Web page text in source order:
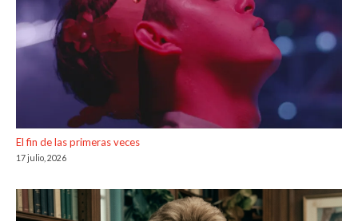
El fin de las primeras veces
17 julio, 2026